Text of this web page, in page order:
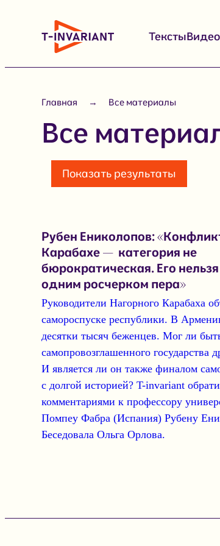
содержимому
ТекстыВидео
Главная Все материалы
Все
Показать результаты
Рубен Ениколопов:
Карабахе — категория не
бюрократическая. Его
одним росчерком пера»
Руководители Нагорного Карабаха
самороспуске республики. В
десятки тысяч беженцев. Мог ли
самопровозглашенного государства
И является ли он также финалом
с долгой историей?T-invariant
комментариями кпрофессору
Помпеу Фабра (Испания) Рубену
БеседовалаОльга Орлова.